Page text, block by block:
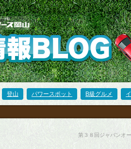
登山 パワースポット B級グルメ
第３８回ジャパンオ